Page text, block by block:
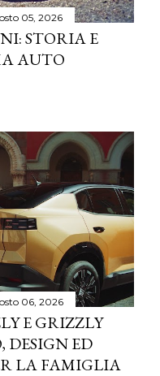
05, 2026
STORIA E
AUTO
06, 2026
E GRIZZLY
DESIGN ED
LA FAMIGLIA